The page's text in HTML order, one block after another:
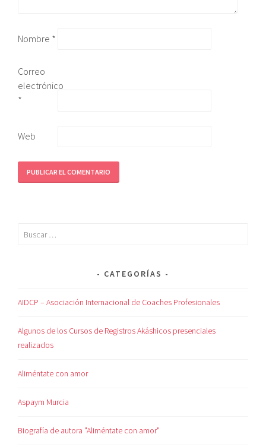
Nombre *
Correo
electrónico
*
Web
CATEGORÍAS
AIDCP – Asociación Internacional de Coaches Profesionales
Algunos de los Cursos de Registros Akáshicos presenciales
realizados
Aliméntate con amor
Aspaym Murcia
Biografía de autora "Aliméntate con amor"